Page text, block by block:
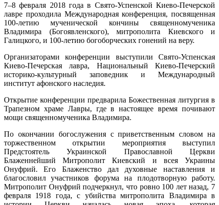
7–8 февраля 2018 года в Свято-Успенской Киево-Печерской
лавре проходила Международная конференция, посвященная
100-летию мученической кончины священномученика
Владимира (Богоявленского), митрополита Киевского и
Галицкого, и 100-летию богоборческих гонений на веру.
Организаторами конференции выступили Свято-Успенская
Киево-Печерская лавра, Национальный Киево-Печерский
историко-культурный заповедник и Международный
институт афонского наследия.
Открытие конференции предварила Божественная литургия в
Трапезном храме Лавры, где в настоящее время почивают
мощи священномученика Владимира.
По окончании богослужения с приветственным словом на
торжественном открытии мероприятия выступил
Предстоятель Украинской Православной Церкви
Блаженнейший Митрополит Киевский и всея Украины
Онуфрий. Его Блаженство дал духовные наставления и
благословил участников форума на плодотворную работу.
Митрополит Онуфрий подчеркнул, что ровно 100 лет назад, 7
февраля 1918 года, с убийства митрополита Владимира в